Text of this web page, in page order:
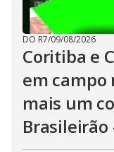
DO R7/09/08/2026
Coritiba e
em campo
mais um